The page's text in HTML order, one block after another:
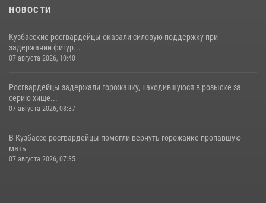
НОВОСТИ
Кузбасские росгвардейцы оказали силовую поддержку при
задержании фигур...
07 августа 2026, 10:40
Росгвардейцы задержали горожанку, находившуюся в розыске за
серию хище...
07 августа 2026, 08:37
В Кузбассе росгвардейцы помогли вернуть горожанке пропавшую
мать
07 августа 2026, 07:35